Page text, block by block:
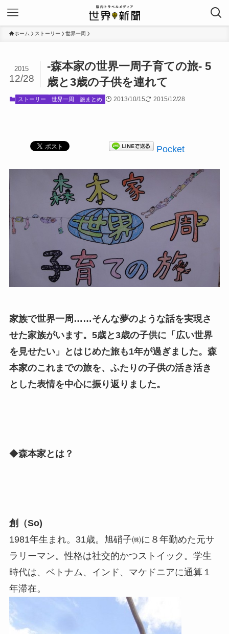
ホーム ストーリー 世界一周
-森本家の世界一周子育ての旅- 5
歳と3歳の子供を連れて
2015
12/28
ストーリー 世界一周 旅まとめ 2013/10/15 2015/12/28
Pocket
家族で世界一周……そんな夢のような話を実現さ
せた家族がいます。5歳と3歳の子供に「広い世界
を見せたい」とはじめた旅も1年が過ぎました。森
本家のこれまでの旅を、ふたりの子供の活き活き
とした表情を中心に振り返りました。
◆森本家とは？
創（So)
1981年生まれ。31歳。旭硝子㈱に８年勤めた元サ
ラリーマン。性格は社交的かつストイック。学生
時代は、ベトナム、インド、マケドニアに通算１
年滞在。